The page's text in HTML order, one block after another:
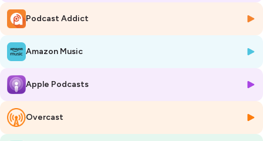
Podcast Addict
Amazon Music
Apple Podcasts
Overcast